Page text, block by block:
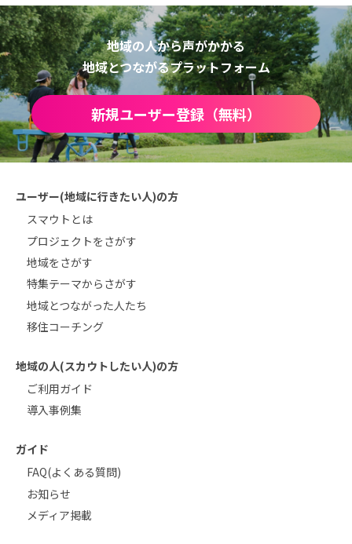
地域の人から声がかかる
地域とつながるプラットフォーム
新規ユーザー登録（無料）
ユーザー(地域に行きたい人)の方
スマウトとは
プロジェクトをさがす
地域をさがす
特集テーマからさがす
地域とつながった人たち
移住コーチング
地域の人(スカウトしたい人)の方
ご利用ガイド
導入事例集
ガイド
FAQ(よくある質問)
お知らせ
メディア掲載